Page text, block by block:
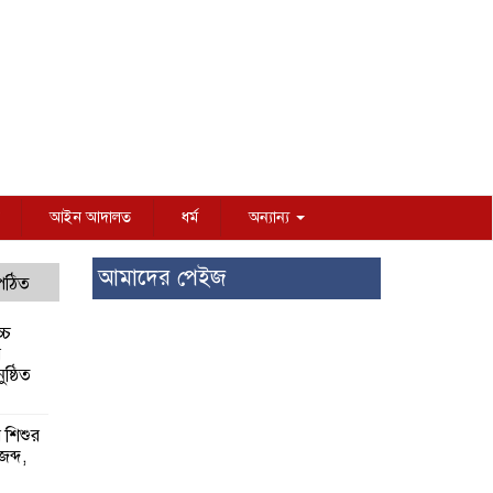
আইন আদালত ধর্ম অন্যান্য
শিশুর
আমাদের পেইজ